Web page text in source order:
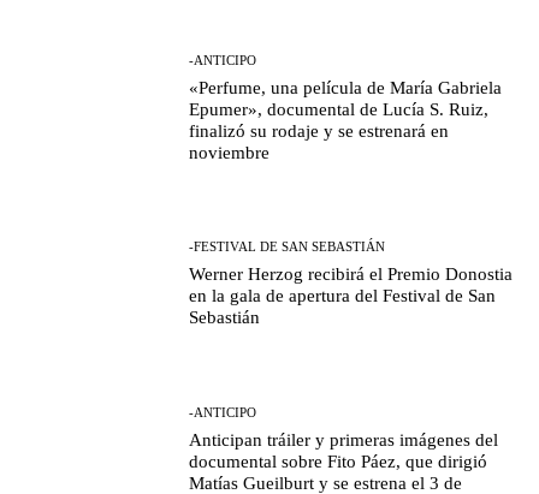
-ANTICIPO
«Perfume, una película de María Gabriela
Epumer», documental de Lucía S. Ruiz,
finalizó su rodaje y se estrenará en
noviembre
-FESTIVAL DE SAN SEBASTIÁN
Werner Herzog recibirá el Premio Donostia
en la gala de apertura del Festival de San
Sebastián
-ANTICIPO
Anticipan tráiler y primeras imágenes del
documental sobre Fito Páez, que dirigió
Matías Gueilburt y se estrena el 3 de